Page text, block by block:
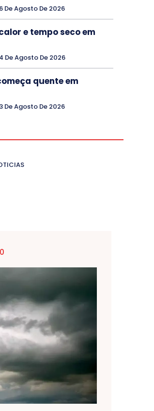
6 De Agosto De 2026
e tempo seco em
4 De Agosto De 2026
quente em
3 De Agosto De 2026